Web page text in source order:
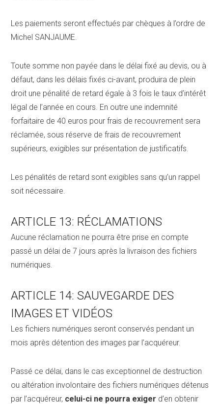
Les paiements seront effectués par chèques à l’ordre de
Michel SANJAUME.
Toute somme non payée dans le délai fixé au devis, ou à
défaut, dans les délais fixés ci-avant, produira de plein
droit une pénalité de retard égale à 3 fois le taux d’intérêt
légal de l’année en cours. En outre une indemnité
forfaitaire de 40 euros pour frais de recouvrement sera
réclamée, sous réserve de frais de recouvrement
supérieurs, exigibles sur présentation de justificatifs.
Les pénalités de retard sont exigibles sans qu’un rappel
soit nécessaire.
ARTICLE 13: RÉCLAMATIONS
Aucune réclamation ne pourra être prise en compte
passé un délai de 7 jours après la livraison des fichiers
numériques.
ARTICLE 14: SAUVEGARDE DES
IMAGES ET VIDÉOS
Les fichiers numériques seront conservés pendant un
mois après détention des images par l’acquéreur.
Passé ce délai, dans le cas exceptionnel de destruction
ou altération involontaire des fichiers numériques détenus
par l’acquéreur, celui-ci ne pourra exiger d’en obtenir